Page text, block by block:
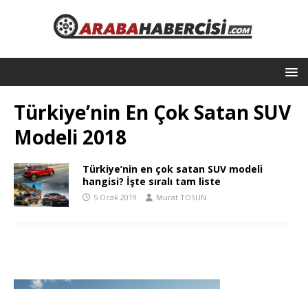
Türkiye’nin En Çok Satan SUV
Modeli 2018
Türkiye’nin en çok satan SUV modeli
hangisi? İşte sıralı tam liste
5 Ocak 2019 Murat TOSUN